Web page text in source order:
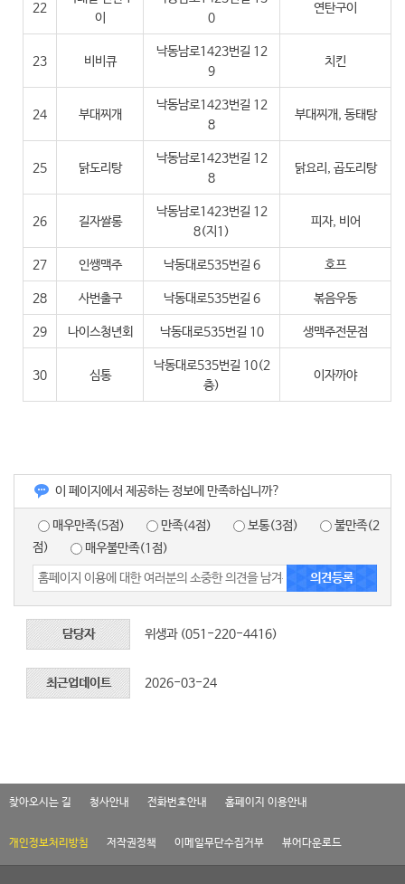
22
이
0
연탄구이
23 비비큐
낙동남로1423번길 12
9
치킨
24 부대찌개
낙동남로1423번길 12
8
부대찌개, 동태탕
25 닭도리탕
낙동남로1423번길 12
8
닭요리, 곱도리탕
26 길자쌀롱
낙동남로1423번길 12
8(지1)
피자, 비어
27 인쌩맥주 낙동대로535번길 6 호프
28 사번출구 낙동대로535번길 6 볶음우동
29 나이스청년회 낙동대로535번길 10 생맥주전문점
30 심통
낙동대로535번길 10(2
층)
이자까야
이 페이지에서 제공하는 정보에 만족하십니까?
매우만족(5점) 만족(4점) 보통(3점)
점)
매우불만족(1점)
담당자 위생과 (051-220-4416)
최근업데이트 2026-03-24
찾아오시는 길 청사안내 전화번호안내 홈페이지 이용안내
개인정보처리방침 저작권정책 이메일무단수집거부 뷰어다운로드